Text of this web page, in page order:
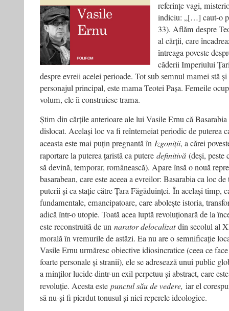
referințe vagi,
indiciu: „[…] caut-o
33). Aflăm despre
al cărții, care
întreaga poveste
căderii Imperiului
despre evreii acelei perioade. Tot sub semnul mamei stă și
personajul principal, este mama Teotei Pașa. Femeile
volum, ele îi construiesc trama.
Știm din cărțile anterioare ale lui Vasile Ernu că
dis­locat. Același loc va fi reîntemeiat periodic de puterea
aceasta este mai puțin pregnantă în Izgoniții, a cărei
raportare la puterea țaristă ca putere definitivă (deși, peste
să devină, temporar, românească). Apare însă o nouă
basarabean, care este aceea a evreilor: Basarabia ca loc
puterii și ca stație către Țara Făgă­duinței. În același timp,
fundamentale, emancipatoare, care abolește istoria,
adică într-o utopie. Toată acea luptă revoluționară de la
este reconstruită de un narator delocalizatdin secolul al
morală în vremurile de astăzi. Ea nu are o semnificație
Vasile Ernu urmăresc obiective idiosincratice (ceea ce
foarte personale și stranii), ele se adresează unui public
a minților lucide dintr-un exil perpetuu și abstract, care
revoluție. Acesta este punctul său de vedere, iar el
să nu-și fi pierdut tonusul și nici reperele ideologice.